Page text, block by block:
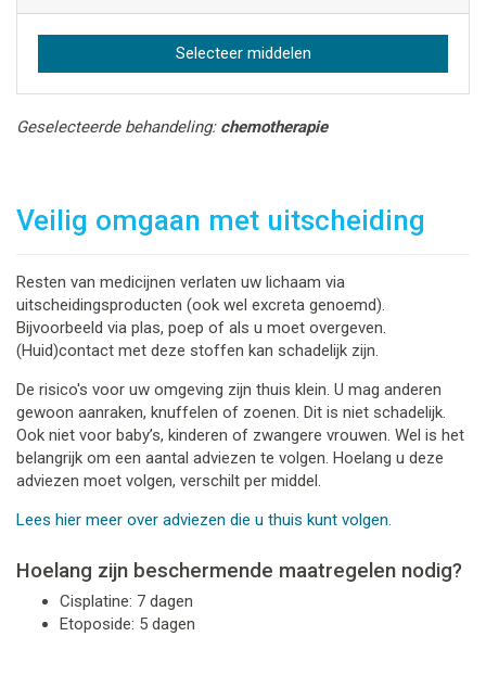
Geselecteerde behandeling: chemotherapie
Veilig omgaan met uitscheiding
Resten van medicijnen verlaten uw lichaam via
uitscheidingsproducten (ook wel excreta genoemd).
Bijvoorbeeld via plas, poep of als u moet overgeven.
(Huid)contact met deze stoffen kan schadelijk zijn.
De risico's voor uw omgeving zijn thuis klein. U mag anderen
gewoon aanraken, knuffelen of zoenen. Dit is niet schadelijk.
Ook niet voor baby’s, kinderen of zwangere vrouwen. Wel is het
belangrijk om een aantal adviezen te volgen. Hoelang u deze
adviezen moet volgen, verschilt per middel.
Lees hier meer over adviezen die u thuis kunt volgen.
Hoelang zijn beschermende maatregelen nodig?
Cisplatine: 7 dagen
Etoposide: 5 dagen
Selecteer middelen